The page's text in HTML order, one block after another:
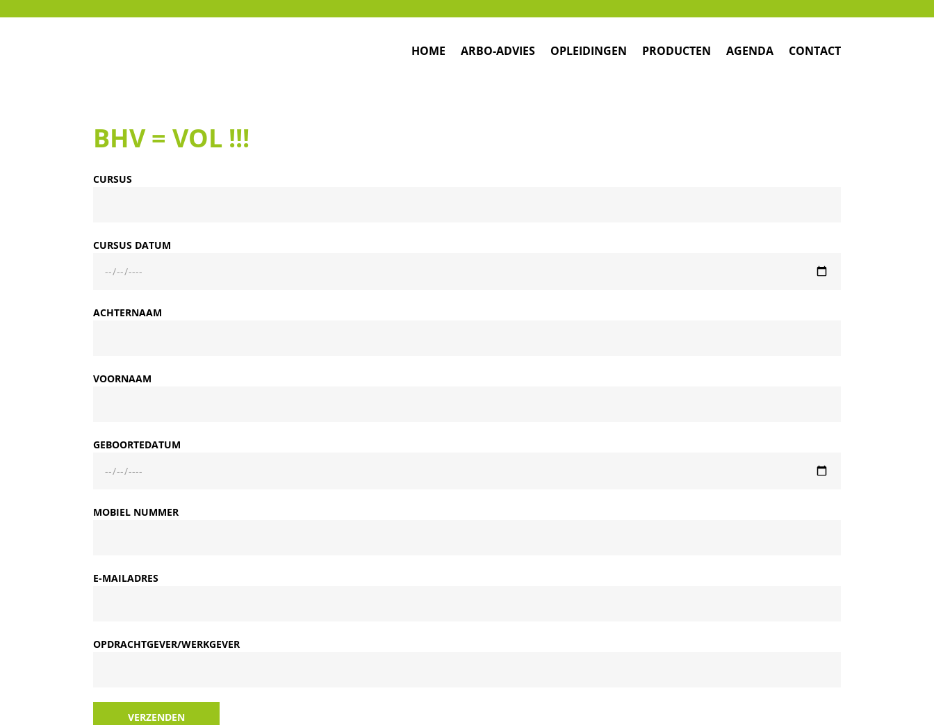
HOME ARBO-ADVIES OPLEIDINGEN PRODUCTEN AGENDA CONTACT
BHV = VOL !!!
CURSUS
CURSUS DATUM
ACHTERNAAM
VOORNAAM
GEBOORTEDATUM
MOBIEL NUMMER
E-MAILADRES
OPDRACHTGEVER/WERKGEVER
VERZENDEN